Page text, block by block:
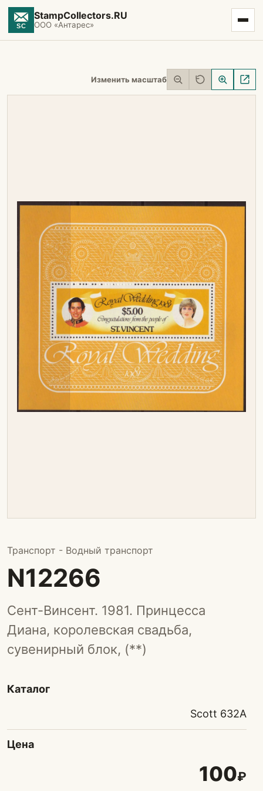
StampCollectors.RU
ООО «Антарес»
Изменить масштаб
Транспорт - Водный транспорт
N12266
Сент-Винсент. 1981. Принцесса
Диана, королевская свадьба,
сувенирный блок, (**)
Каталог
Scott 632A
Цена
100₽